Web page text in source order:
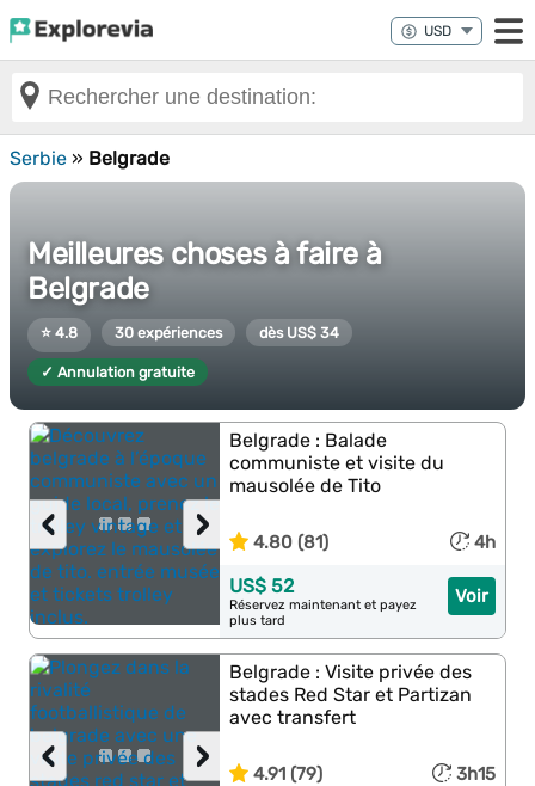
Serbie » Belgrade
Meilleures choses à faire à
Belgrade
⭐ 4.8 30 expériences dès US$ 34
✓ Annulation gratuite
›
‹
Belgrade : Balade
communiste et visite du
mausolée de Tito
4.80 (81) 4h
Voir
US$ 52
Réservez maintenant et payez
plus tard
›
‹
Belgrade : Visite privée des
stades Red Star et Partizan
avec transfert
4.91 (79) 3h15